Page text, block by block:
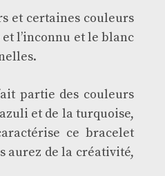
et certaines couleurs
l’inconnu et le blanc
partie des couleurs
et de la turquoise,
ce bracelet
aurez de la créativité,